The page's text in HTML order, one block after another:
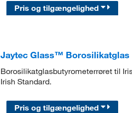
Pris og tilgængelighed
Jaytec Glass™
Borosilikatglasbutyrometerrøret til
Irish Standard.
Pris og tilgængelighed